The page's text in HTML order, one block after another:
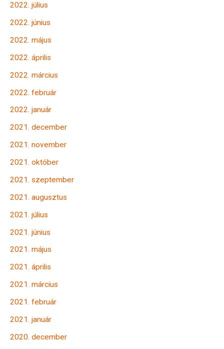
2022. július
2022. június
2022. május
2022. április
2022. március
2022. február
2022. január
2021. december
2021. november
2021. október
2021. szeptember
2021. augusztus
2021. július
2021. június
2021. május
2021. április
2021. március
2021. február
2021. január
2020. december